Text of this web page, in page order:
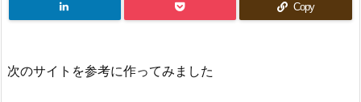
Copy
次のサイトを参考に作ってみました